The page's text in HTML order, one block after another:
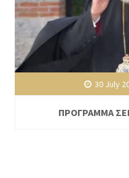
30 July
ΠΡΟΓΡΑΜΜΑ